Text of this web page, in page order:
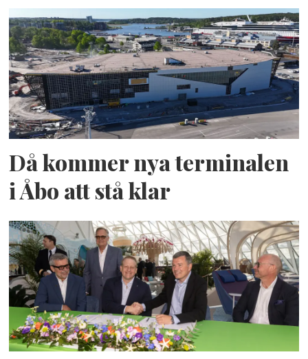
Då kommer nya terminalen
i Åbo att stå klar